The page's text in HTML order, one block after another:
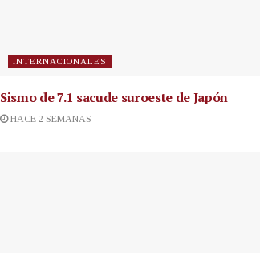
INTERNACIONALES
Sismo de 7.1 sacude suroeste de Japón
HACE 2 SEMANAS